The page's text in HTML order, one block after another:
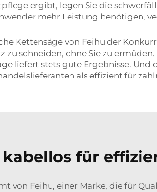
ergibt, legen Sie die
mehr Leistung benötigen,
Kettensäge von Feihu der
schneiden, ohne Sie zu ermüden.
liefert stets gute Ergebnisse. Und
als effizient für
für
von Feihu, einer Marke, die für